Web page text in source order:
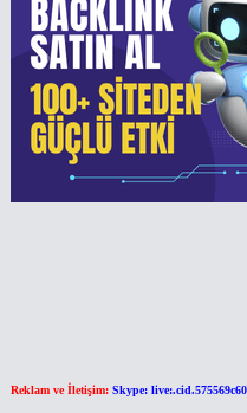
Reklam ve İletişim: Skype: